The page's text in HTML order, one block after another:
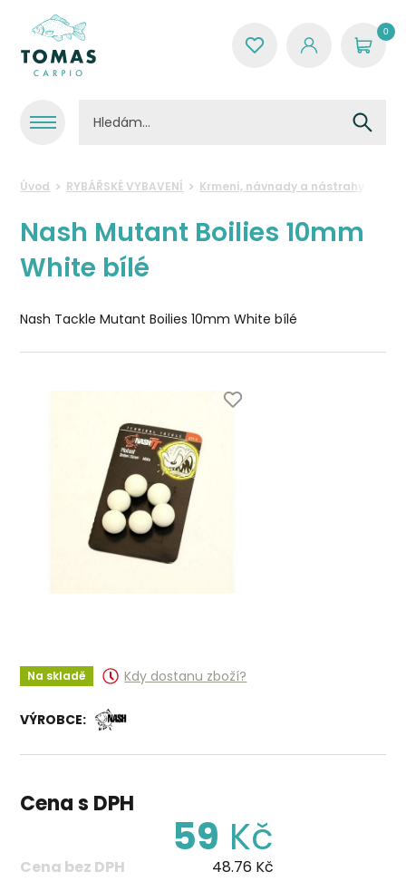
0
Úvod RYBÁŘSKÉ VYBAVENÍ Krmení, návnady a nástrahy
Nash Mutant Boilies 10mm
White bílé
Nash Tackle Mutant Boilies 10mm White bílé
Na skladě Kdy dostanu zboží?
VÝROBCE:
Cena s DPH
59 Kč
Cena bez DPH 48.76 Kč